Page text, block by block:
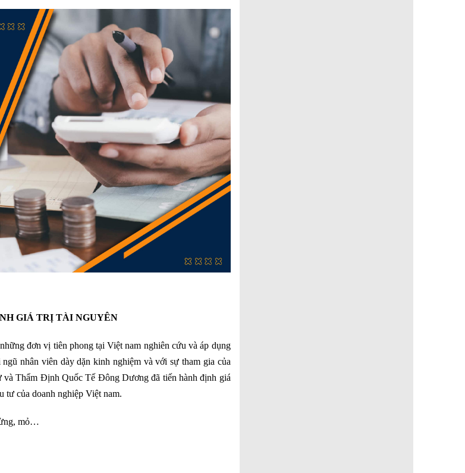
GIÁ TRỊ TÀI NGUYÊN
đơn vị tiên phong tại Việt nam nghiên cứu và áp dụng
nhân viên dày dặn kinh nghiệm và với sự tham gia của
và Thẩm Định Quốc Tế Đông Dươngđã tiến hành định giá
tư của doanh nghiệp Việt nam.
mỏ…